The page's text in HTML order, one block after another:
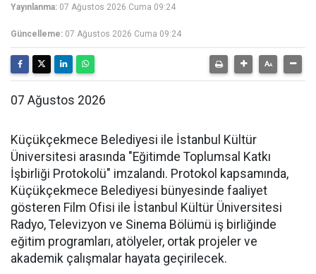
Yayınlanma: 07 Ağustos 2026 Cuma 09:24
Güncelleme: 07 Ağustos 2026 Cuma 09:24
07 Ağustos 2026
Küçükçekmece Belediyesi ile İstanbul Kültür
Üniversitesi arasında "Eğitimde Toplumsal Katkı
İşbirliği Protokolü" imzalandı. Protokol kapsamında,
Küçükçekmece Belediyesi bünyesinde faaliyet
gösteren Film Ofisi ile İstanbul Kültür Üniversitesi
Radyo, Televizyon ve Sinema Bölümü iş birliğinde
eğitim programları, atölyeler, ortak projeler ve
akademik çalışmalar hayata geçirilecek.